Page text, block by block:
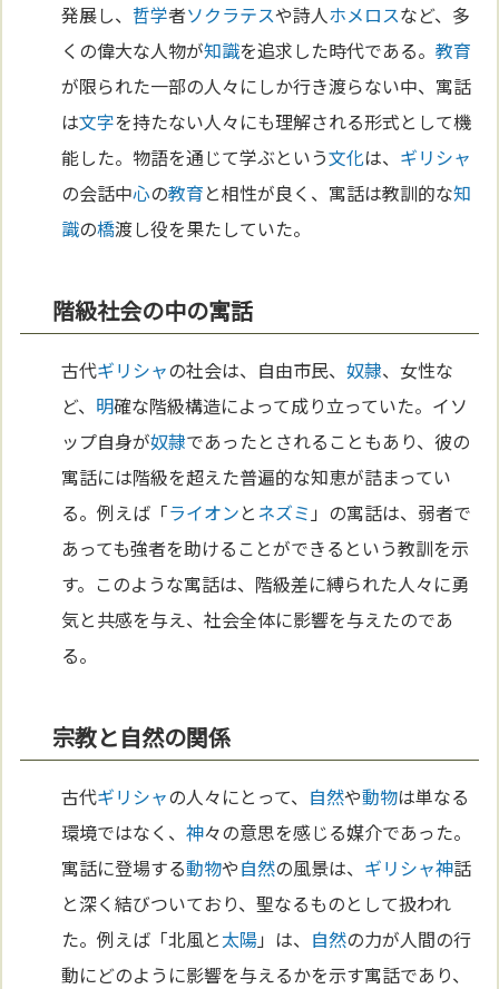
発展し、 哲学者ソクラテスや詩人ホメロスなど、多
くの偉大な人物が知識を追求した時代である。教育
が限られた一部の人々にしか行き渡らない中、寓話
は文字を持たない人々にも理解される形式として機
能した。物語を通じて学ぶという文化は、 ギリシャ
の会話中心の教育と相性が良く、寓話は教訓的な知
識の橋渡し役を果たしていた。
階級社会の中の寓話
古代ギリシャの社会は、自由市民、奴隷、女性な
ど、 明確な階級構造によって成り立っていた。イソ
ップ自身が奴隷であったとされることもあり、彼の
寓話には階級を超えた普遍的な知恵が詰まってい
る。例えば「ライオンと ネズミ 」の寓話は、弱者で
あっても強者を助けることができるという教訓を示
す。このような寓話は、階級差に縛られた人々に勇
気と共感を与え、社会全体に影響を与えたのであ
る。
宗教と自然の関係
古代ギリシャの人々にとって、 自然や動物は単なる
環境ではなく、神々の意思を感じる媒介であった。
寓話に登場する動物や自然の風景は、 ギリシャ神話
と深く結びついており、聖なるものとして扱われ
た。例えば「北風と太陽」は、 自然の力が人間の行
動にどのように影響を与えるかを示す寓話であり、